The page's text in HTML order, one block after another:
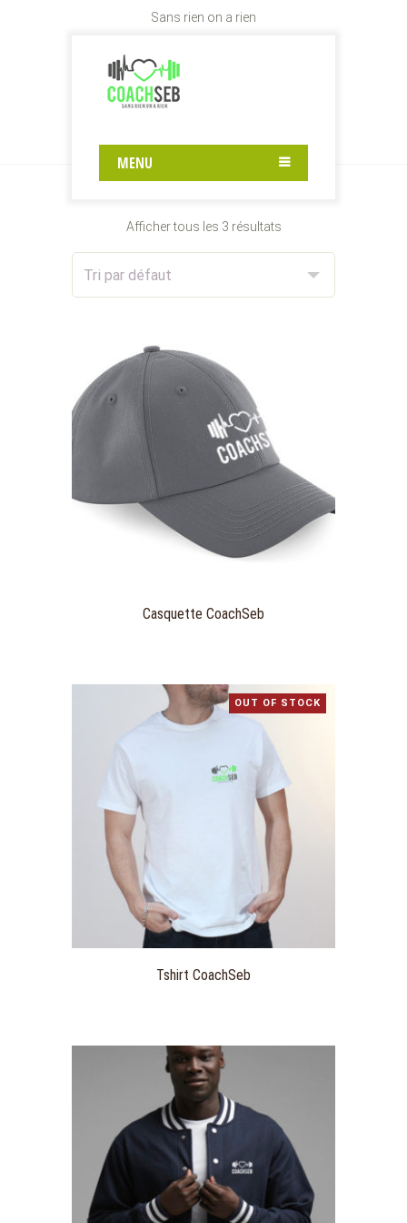
Sans rien on a rien
MENU
VÊTEMENT
Afficher tous les 3 résultats
Casquette CoachSeb
OUT OF STOCK
Tshirt CoachSeb